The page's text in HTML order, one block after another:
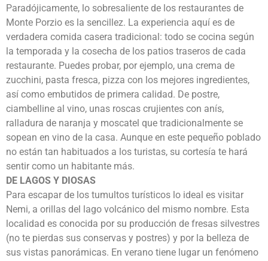
Paradójicamente, lo sobresaliente de los restaurantes de
Monte Porzio es la sencillez. La experiencia aquí es de
verdadera comida casera tradicional: todo se cocina según
la temporada y la cosecha de los patios traseros de cada
restaurante. Puedes probar, por ejemplo, una crema de
zucchini, pasta fresca, pizza con los mejores ingredientes,
así como embutidos de primera calidad. De postre,
ciambelline al vino, unas roscas crujientes con anís,
ralladura de naranja y moscatel que tradicionalmente se
sopean en vino de la casa. Aunque en este pequeño poblado
no están tan habituados a los turistas, su cortesía te hará
sentir como un habitante más.
DE LAGOS Y DIOSAS
Para escapar de los tumultos turísticos lo ideal es visitar
Nemi, a orillas del lago volcánico del mismo nombre. Esta
localidad es conocida por su producción de fresas silvestres
(no te pierdas sus conservas y postres) y por la belleza de
sus vistas panorámicas. En verano tiene lugar un fenómeno